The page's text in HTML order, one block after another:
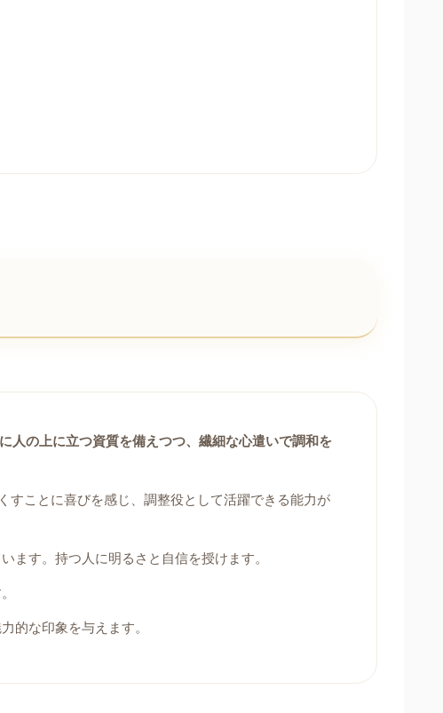
人の上に立つ資質を備えつつ、繊細な心遣いで調和を
すことに喜びを感じ、調整役として活躍できる能力が
ます。持つ人に明るさと自信を授けます。
的な印象を与えます。